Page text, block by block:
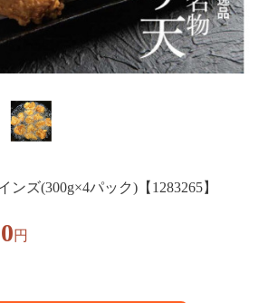
ンズ(300g×4パック)【1283265】
円